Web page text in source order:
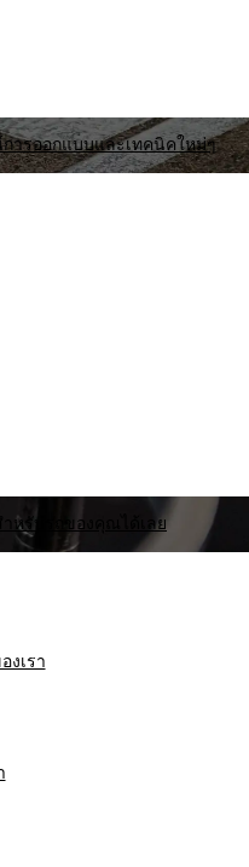
ารออกแบบและเทคนิคใหม่ๆ
หรับรถของคุณได้เลย
งเรา